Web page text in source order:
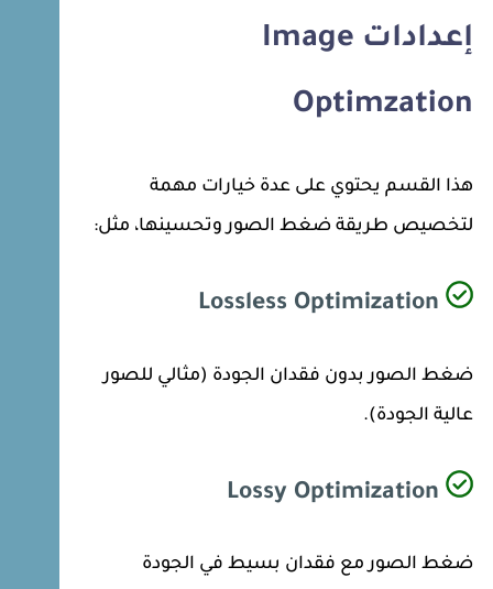
إعدادات Image
Optimzation
هذا القسم يحتوي على عدة خيارات مهمة
لتخصيص طريقة ضغط الصور وتحسينها، مثل:
ضغط الصور بدون فقدان الجودة (مثالي للصور
عالية الجودة).
ضغط الصور مع فقدان بسيط في الجودة